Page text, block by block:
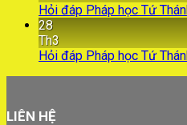
Hỏi đáp Pháp học Tứ
28
Th3
Hỏi đáp Pháp học Tứ
LIÊN HỆ